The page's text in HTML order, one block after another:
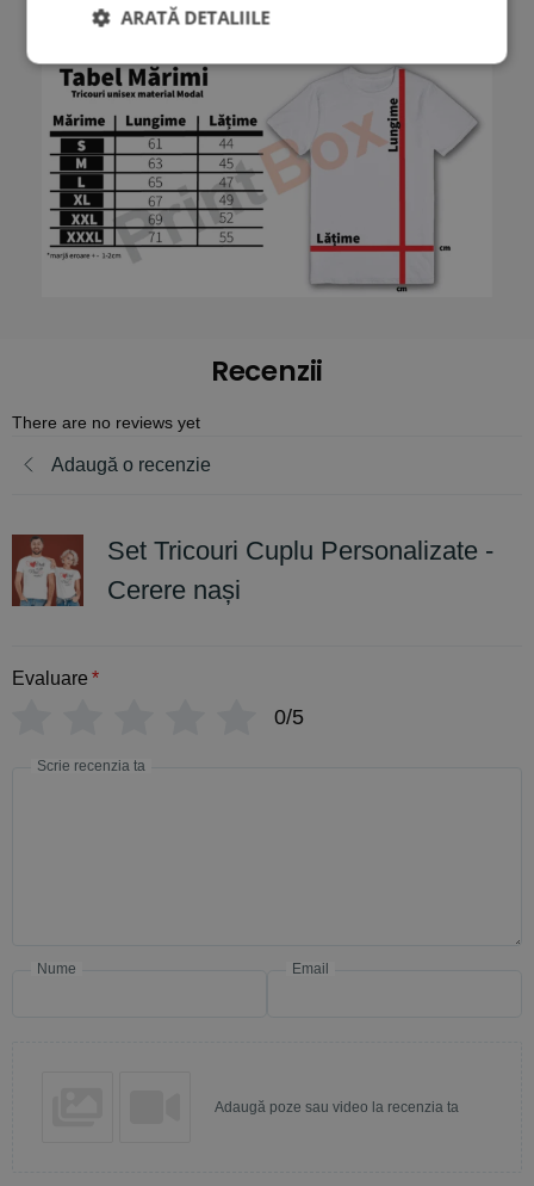
mai mult decât bumbacul.
Recenzii
There are no reviews yet
Adaugă o recenzie
Set Tricouri Cuplu Personalizate -
Cerere nași
Evaluare *
0/5
Scrie recenzia ta
Nume Email
Adaugă poze sau video la recenzia ta
ARATĂ DETALIILE